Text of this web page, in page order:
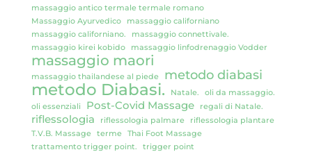
massaggio antico termale termale romano
Massaggio Ayurvedico
massaggio californiano
massaggio californiano.
massaggio connettivale.
massaggio kirei kobido
massaggio linfodrenaggio Vodder
massaggio maori
massaggio thailandese al piede metodo diabasi
metodo Diabasi. Natale.
oli da massaggio.
oli essenziali
Post-Covid Massage regali di Natale.
riflessologia riflessologia palmare
riflessologia plantare
T.V.B. Massage
terme
Thai Foot Massage
trattamento trigger point.
trigger point